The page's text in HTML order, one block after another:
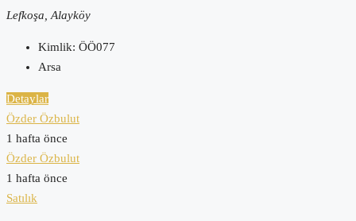
Lefkoşa, Alayköy
Kimlik: ÖÖ077
Arsa
Detaylar
Özder Özbulut
1 hafta önce
Özder Özbulut
1 hafta önce
Satılık